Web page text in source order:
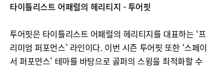
타이틀리스트 어패럴의 헤리티지 - 투어핏
투어핏은 타이틀리스트 어패럴의 헤리티지를 대표하는 ‘프
리미엄 퍼포먼스’ 라인이다. 이번 시즌 투어핏 또한 ‘스페이
서 퍼포먼스’ 테마를 바탕으로 골퍼의 스윙을 최적화할 수